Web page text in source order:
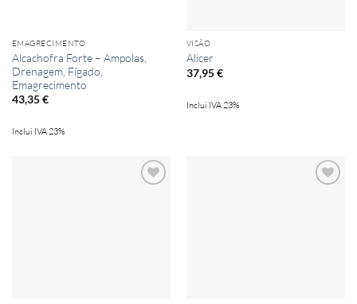
EMAGRECIMENTO
Alcachofra Forte – Ampolas,
Drenagem, Fígado,
Emagrecimento
43,35€
Inclui IVA 23%
VISÃO
Alicer
37,95€
Inclui IVA 23%